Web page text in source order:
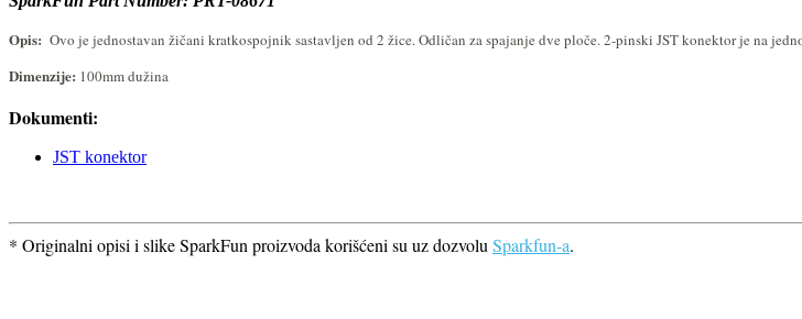
Opis: Ovo je jednostavan žičani kratkospojnik sastavljen od 2 žice. Odličan za spajanje dve ploče. 2-pinski JST konektor je na
Dimenzije: 100mm dužina
Dokumenti:
JST konektor
* Originalni opisi i slike SparkFun proizvoda korišćeni su uz dozvoluSparkfun-a.